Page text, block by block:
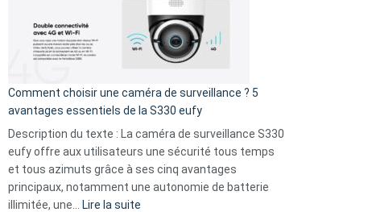
La
fuite
16
milliards
données
menace
Facebook,
Telegram
Comment choisir une caméra de surveillance ? 5
avantages essentiels de la S330 eufy
Description du texte : La caméra de surveillance S330
eufy offre aux utilisateurs une sécurité tous temps
et tous azimuts grâce à ses cinq avantages
principaux, notamment une autonomie de batterie
illimitée, une…
Lire la suite